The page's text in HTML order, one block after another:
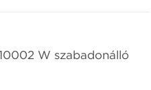
W szabadonálló